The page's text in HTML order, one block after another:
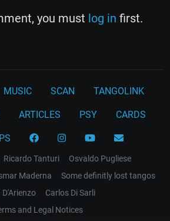
you must log in first.
MUSIC SCAN TANGOLINK
ARTICLES PSY CARDS
Ricardo Tanturi
Osvaldo Pugliese
Maderna
Some definitly lost tangos
Carlos Di Sarli
and Legal Notices